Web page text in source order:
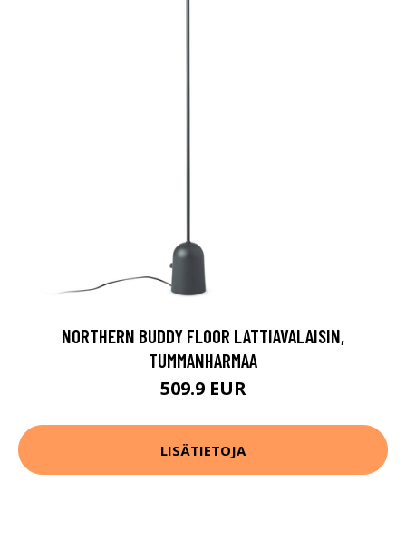
NORTHERN BUDDY FLOOR LATTIAVALAISIN,
TUMMANHARMAA
509.9 EUR
LISÄTIETOJA